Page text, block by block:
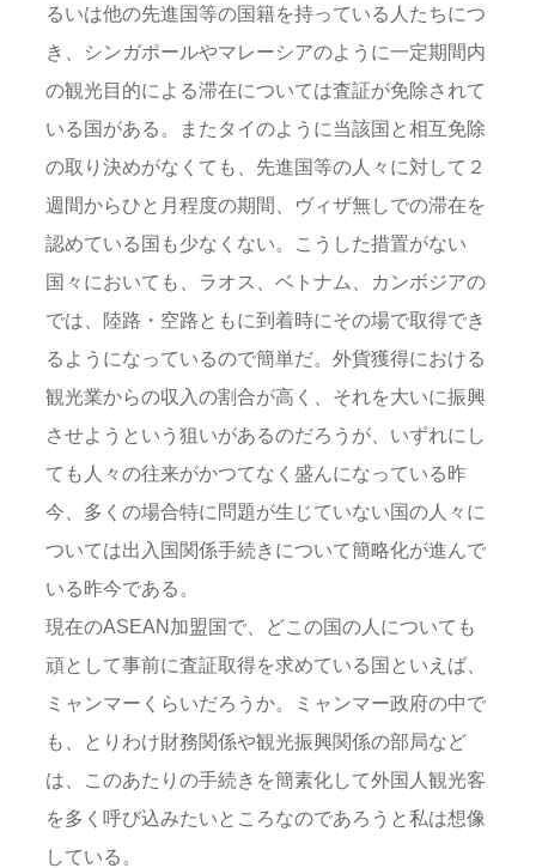
るいは他の先進国等の国籍を持っている人たちにつ
き、シンガポールやマレーシアのように一定期間内
の観光目的による滞在については査証が免除されて
いる国がある。またタイのように当該国と相互免除
の取り決めがなくても、先進国等の人々に対して２
週間からひと月程度の期間、ヴィザ無しでの滞在を
認めている国も少なくない。こうした措置がない
国々においても、ラオス、ベトナム、カンボジアの
では、陸路・空路ともに到着時にその場で取得でき
るようになっているので簡単だ。外貨獲得における
観光業からの収入の割合が高く、それを大いに振興
させようという狙いがあるのだろうが、いずれにし
ても人々の往来がかつてなく盛んになっている昨
今、多くの場合特に問題が生じていない国の人々に
ついては出入国関係手続きについて簡略化が進んで
いる昨今である。
現在のASEAN加盟国で、どこの国の人についても
頑として事前に査証取得を求めている国といえば、
ミャンマーくらいだろうか。ミャンマー政府の中で
も、とりわけ財務関係や観光振興関係の部局など
は、このあたりの手続きを簡素化して外国人観光客
を多く呼び込みたいところなのであろうと私は想像
している。